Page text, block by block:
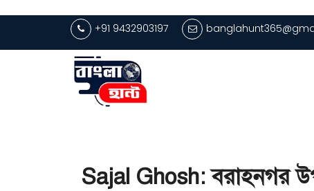
+91 9432903197
Sajal Ghosh: বরাহনগর